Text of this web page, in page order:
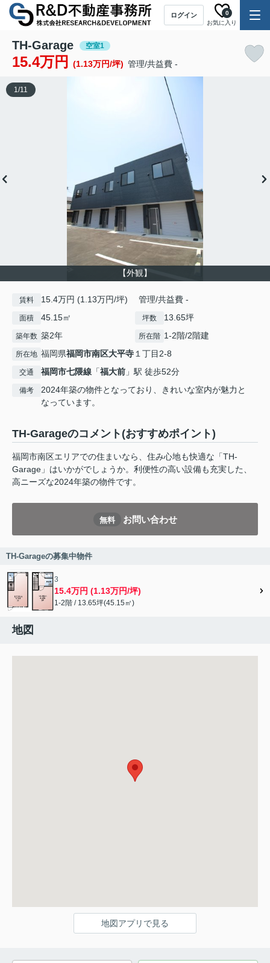
ログイン
お気に入り
0
TH-Garage 空室1
15.4万円 (1.13万円/坪) 管理/共益費 -
【外観】
1/11
賃料 15.4万円 (1.13万円/坪) 管理/共益費 -
面積 45.15㎡ 坪数 13.65坪
築年数 築2年 所在階 1-2階/2階建
所在地 福岡県福岡市南区大平寺１丁目2-8
交通 福岡市七隈線 「福大前 」駅 徒歩52分
備考
2024年築の物件となっており、きれいな室内が魅力と
なっています。
TH-Garageのコメント(おすすめポイント)
福岡市南区エリアでの住まいなら、住み心地も快適な「TH-
Garage」はいかがでしょうか。利便性の高い設備も充実した、
高ニーズな2024年築の物件です。
無料 お問い合わせ
TH-Garageの募集中物件
3
15.4万円 (1.13万円/坪)
1-2階 / 13.65坪(45.15㎡)
地図
地図アプリで見る